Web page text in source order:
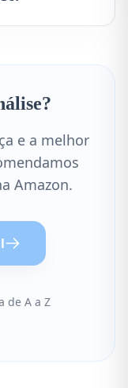
e a melhor
Amazon.
de A a Z